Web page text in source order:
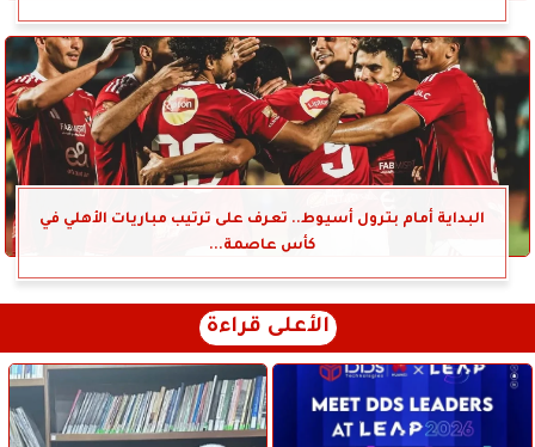
البداية أمام بترول أسيوط.. تعرف على ترتيب مباريات الأهلي في
كأس عاصمة...
الأعلى قراءة